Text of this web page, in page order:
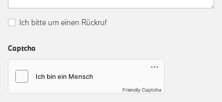
Ich bitte um einen Rückruf
Captcha
Friendly Captcha